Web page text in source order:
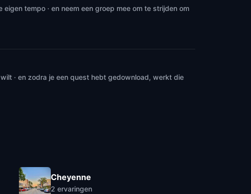
tempo · en neem een groep mee om te strijden om
· en zodra je een quest hebt gedownload, werkt die
Cheyenne
2 ervaringen